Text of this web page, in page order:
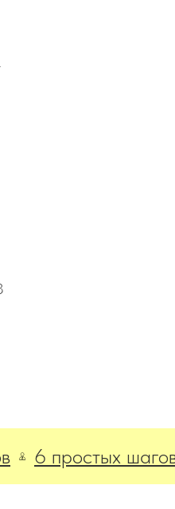
простых шагов 6